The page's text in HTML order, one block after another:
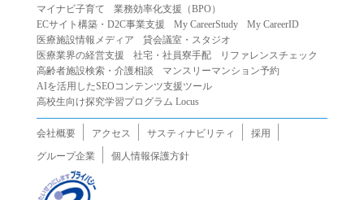
（９）法令違反、犯罪行為、または公序良俗に反する行為
（１０）暴力的な要求行為、または法的な責任を超えた不
当な要求行為
（１１）その他当社が不適切であると判断する行為
２.当社は、前項の定めに該当する行為を行った利用者に対
の提供を停止または中断することができるものとします。
第５条（免責）
１.当社は、本サービスの利用（これらに伴う当社または第
三者の情報提供行為等を含みます）により、利用者に生じ
マイナビ子育て
業務効率化支援（BPO）
ECサイト構築・D2C事業支援
My CareerStudy
My CareerID
医療施設情報メディア
貸会議室・スタジオ
医療業界の経営支援
社宅・社員寮手配
リファレンスチェック
高齢者施設検索・介護相談
マンスリーマンション予約
AIを活用したSEOコンテンツ支援ツール
高校生向け探究学習プログラム Locus
会社概要 アクセス サスティナビリティ
採用
グループ企業
個人情報保護方針